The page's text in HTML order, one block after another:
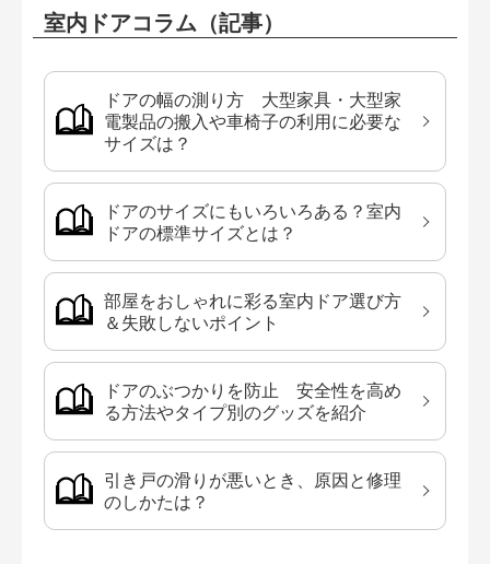
室内ドアコラム（記事）
ドアの幅の測り方 大型家具・大型家
電製品の搬入や車椅子の利用に必要な
サイズは？
ドアのサイズにもいろいろある？室内
ドアの標準サイズとは？
部屋をおしゃれに彩る室内ドア選び方
＆失敗しないポイント
ドアのぶつかりを防止 安全性を高め
る方法やタイプ別のグッズを紹介
引き戸の滑りが悪いとき、原因と修理
のしかたは？